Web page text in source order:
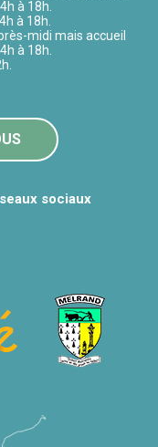
à 18h.
à 18h.
midi mais accueil
à 18h.
sociaux